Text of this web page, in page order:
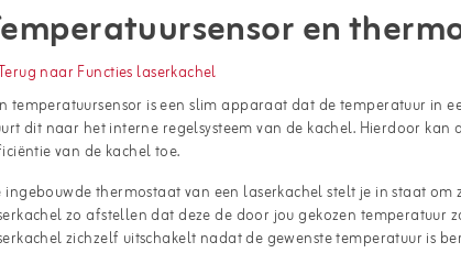
en
naar Functies laserkachel
temperatuursensor is een slim apparaat dat de temperatuur in
dit naar het interne regelsysteem van de kachel. Hierdoor
van de kachel toe.
ingebouwde thermostaat van een laserkachel stelt je in staat
zo afstellen dat deze de door jou gekozen temperatuur
zichzelf uitschakelt nadat de gewenste temperatuur is